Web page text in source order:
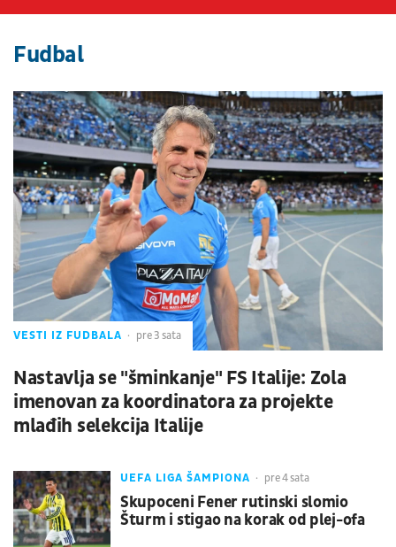
Fudbal
VESTI IZ FUDBALA pre 3 sata
Nastavlja se "šminkanje" FS Italije: Zola
imenovan za koordinatora za projekte
mlađih selekcija Italije
UEFA LIGA ŠAMPIONA pre 4 sata
Skupoceni Fener rutinski slomio
Šturm i stigao na korak od plej-ofa